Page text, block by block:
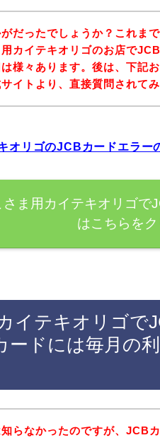
だったでしょうか？これま
用カイテキオリゴのお店で
は様々あります。後は、下記
イトより、直接質問されて
オリゴのJCBカードエラー
さま用カイテキオリゴで
はこちらをク
イテキオリゴで
ードには毎月の
らなかったのですが、JCB